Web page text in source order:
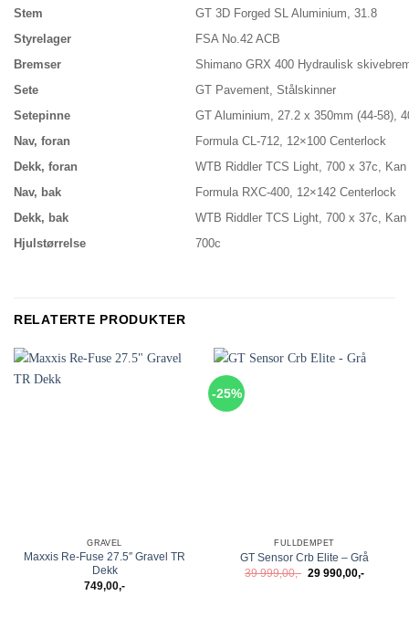
Stem
GT 3D Forged SL Aluminium, 31.8
Styrelager
FSA No.42 ACB
Bremser
Shimano GRX 400 Hydraulisk
Sete
GT Pavement, Stålskinner
Setepinne
GT Aluminium, 27.2 x 350mm (44-58),
Nav, foran
Formula CL-712, 12×100 Centerlock
Dekk, foran
WTB Riddler TCS Light, 700 x 37c,
Nav, bak
Formula RXC-400, 12×142 Centerlock
Dekk, bak
WTB Riddler TCS Light, 700 x 37c,
Hjulstørrelse
700c
RELATERTE PRODUKTER
GRAVEL
Maxxis Re-Fuse 27.5″ Gravel TR
Dekk
749,00,-
-25%
FULLDEMPET
GT Sensor Crb Elite – Grå
39 999,00,- Opprinnelig
29 990,00,-